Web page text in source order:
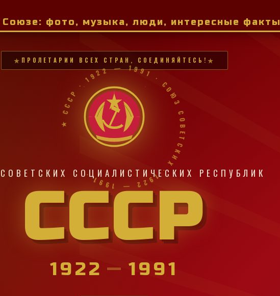
фото, музыка, люди, интересные факты
ПРОЛЕТАРИИ ВСЕХ СТРАН, СОЕДИНЯЙТЕСЬ!
★ СССР · 1922 — 1991 · СОЮЗ СОВЕТСКИХ · 1922 — 1991 ·
СОЦИАЛИСТИЧЕСКИХ РЕСПУБЛИК
СССР
1922 — 1991